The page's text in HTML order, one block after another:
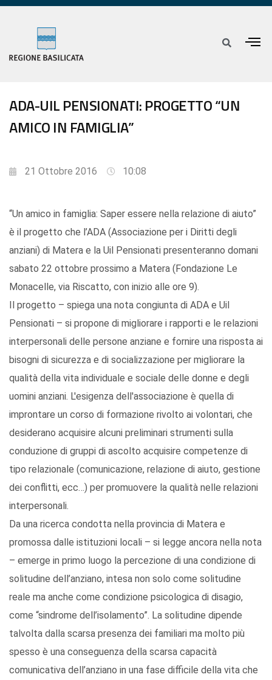
ADA-UIL PENSIONATI: PROGETTO “UN
AMICO IN FAMIGLIA”
21 Ottobre 2016 10:08
“Un amico in famiglia: Saper essere nella relazione di aiuto”
è il progetto che l’ADA (Associazione per i Diritti degli
anziani) di Matera e la Uil Pensionati presenteranno domani
sabato 22 ottobre prossimo a Matera (Fondazione Le
Monacelle, via Riscatto, con inizio alle ore 9).
Il progetto – spiega una nota congiunta di ADA e Uil
Pensionati – si propone di migliorare i rapporti e le relazioni
interpersonali delle persone anziane e fornire una risposta ai
bisogni di sicurezza e di socializzazione per migliorare la
qualità della vita individuale e sociale delle donne e degli
uomini anziani. L'esigenza dell'associazione è quella di
improntare un corso di formazione rivolto ai volontari, che
desiderano acquisire alcuni preliminari strumenti sulla
conduzione di gruppi di ascolto acquisire competenze di
tipo relazionale (comunicazione, relazione di aiuto, gestione
dei conflitti, ecc…) per promuovere la qualità nelle relazioni
interpersonali.
Da una ricerca condotta nella provincia di Matera e
promossa dalle istituzioni locali – si legge ancora nella nota
– emerge in primo luogo la percezione di una condizione di
solitudine dell’anziano, intesa non solo come solitudine
reale ma anche come condizione psicologica di disagio,
come “sindrome dell’isolamento”. La solitudine dipende
talvolta dalla scarsa presenza dei familiari ma molto più
spesso è una conseguenza della scarsa capacità
comunicativa dell’anziano in una fase difficile della vita che